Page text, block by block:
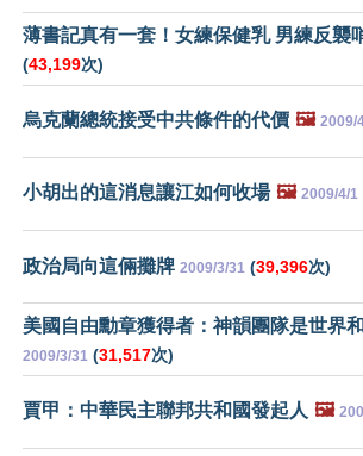
薄書記真有一套！女練保健乳 男練反襲
(43,199次)
烏克蘭總統接受中共條件的代價 🖼️ 2009/
小胡出的這消息讓江如何收場 🖼️ 2009/4/1
政治局向這倆攤牌 2009/3/31 (39,396次)
美國自由勳章獲得者：神韻團隊是世界
2009/3/31 (31,517次)
賈甲：中華民主聯邦共和國發起人 🖼️